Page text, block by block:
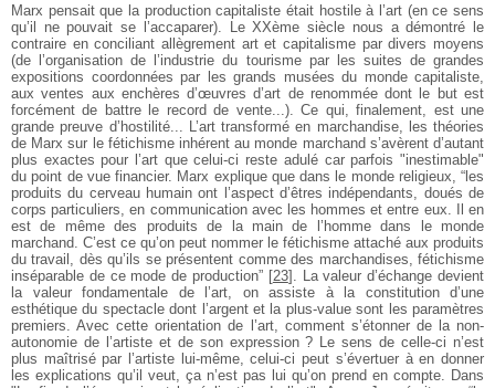
Marx pensait que la production capitaliste était hostile à l’art (en ce sens
qu’il ne pouvait se l’accaparer). Le XXème siècle nous a démontré le
contraire en conciliant allègrement art et capitalisme par divers moyens
(de l’organisation de l’industrie du tourisme par les suites de grandes
expositions coordonnées par les grands musées du monde capitaliste,
aux ventes aux enchères d’œuvres d’art de renommée dont le but est
forcément de battre le record de vente...). Ce qui, finalement, est une
grande preuve d’hostilité... L’art transformé en marchandise, les théories
de Marx sur le fétichisme inhérent au monde marchand s’avèrent d’autant
plus exactes pour l’art que celui-ci reste adulé car parfois "inestimable"
du point de vue financier. Marx explique que dans le monde religieux, “les
produits du cerveau humain ont l’aspect d’êtres indépendants, doués de
corps particuliers, en communication avec les hommes et entre eux. Il en
est de même des produits de la main de l’homme dans le monde
marchand. C’est ce qu’on peut nommer le fétichisme attaché aux produits
du travail, dès qu’ils se présentent comme des marchandises, fétichisme
inséparable de ce mode de production” [23] . La valeur d’échange devient
la valeur fondamentale de l’art, on assiste à la constitution d’une
esthétique du spectacle dont l’argent et la plus-value sont les paramètres
premiers. Avec cette orientation de l’art, comment s’étonner de la non-
autonomie de l’artiste et de son expression ? Le sens de celle-ci n’est
plus maîtrisé par l’artiste lui-même, celui-ci peut s’évertuer à en donner
les explications qu’il veut, ça n’est pas lui qu’on prend en compte. Dans